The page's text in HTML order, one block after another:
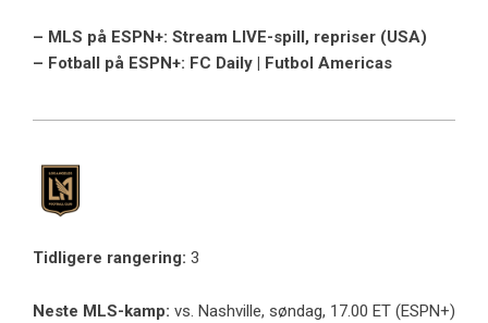
– MLS på ESPN+: Stream LIVE-spill, repriser (USA)
– Fotball på ESPN+: FC Daily | Futbol Americas
Tidligere rangering: 3
Neste MLS-kamp: vs. Nashville, søndag, 17.00 ET (ESPN+)